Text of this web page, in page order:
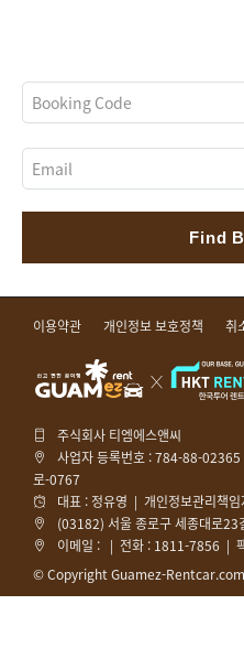
Find
이용약관 개인정보 보호정책 취
주식회사 티엠에스앤씨
사업자 등록번호 : 784-88-
로-0767
대표 : 정유영 | 개인정보관리책임
(03182) 서울 종로구 세종대로23
이메일 : | 전화 : 1811-7856 |
© Copyright Guamez-Rentcar.com